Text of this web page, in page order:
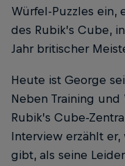
Würfel-Puzzles ein,
des Rubik’s Cube,
Jahr britischer
Heute ist George
Neben Training
Rubik’s Cube-
Interview erzählt er,
gibt, als seine